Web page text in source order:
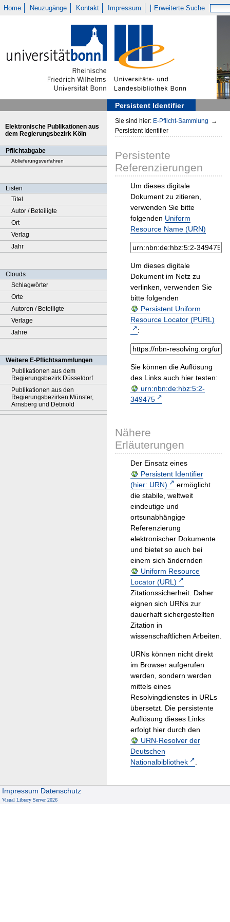
Home Neuzugänge Kontakt Impressum Erweiterte Suche
Persistent Identifier
Elektronische Publikationen aus
dem Regierungsbezirk Köln
Pflichtabgabe
Ablieferungsverfahren
Listen
Titel
Autor / Beteiligte
Ort
Verlag
Jahr
Clouds
Schlagwörter
Orte
Autoren / Beteiligte
Verlage
Jahre
Weitere E-Pflichtsammlungen
Publikationen aus dem
Regierungsbezirk Düsseldorf
Publikationen aus den
Regierungsbezirken Münster,
Arnsberg und Detmold
Sie sind hier: E-Pflicht-Sammlung →
Persistent Identifier
Persistente
Referenzierungen
Um dieses digitale
Dokument zu zitieren,
verwenden Sie bitte
folgenden Uniform
Resource Name (URN)
Um dieses digitale
Dokument im Netz zu
verlinken, verwenden Sie
bitte folgenden
Persistent Uniform
Resource Locator (PURL)
:
Sie können die Auflösung
des Links auch hier testen:
urn:nbn:de:hbz:5:2-
349475
Nähere
Erläuterungen
Der Einsatz eines
Persistent Identifier
(hier: URN)
ermöglicht
die stabile, weltweit
eindeutige und
ortsunabhängige
Referenzierung
elektronischer Dokumente
und bietet so auch bei
einem sich ändernden
Uniform Resource
Locator (URL)
Zitationssicherheit. Daher
eignen sich URNs zur
dauerhaft sichergestellten
Zitation in
wissenschaftlichen Arbeiten.
URNs können nicht direkt
im Browser aufgerufen
werden, sondern werden
mittels eines
Resolvingdienstes in URLs
übersetzt. Die persistente
Auflösung dieses Links
erfolgt hier durch den
URN-Resolver der
Deutschen
Nationalbibliothek
.
Impressum Datenschutz
Visual Library Server 2026